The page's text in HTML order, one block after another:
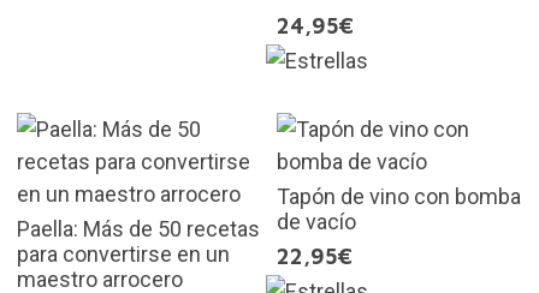
24,95€
Paella: Más de 50 recetas
para convertirse en un
maestro arrocero
Tapón de vino con bomba
de vacío
22,95€